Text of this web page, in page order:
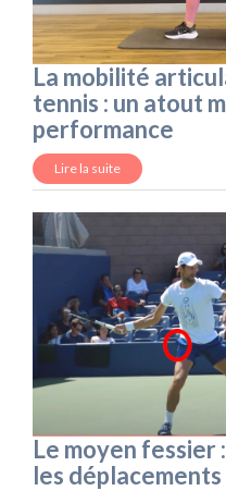
La mobilité
tennis : un atout
performance
Lire la suite
Le moyen fessier
les